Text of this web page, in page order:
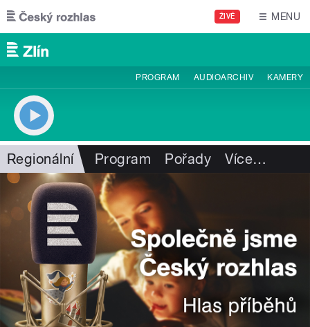
Přejít k hlavnímu obsahu
ŽIVĚ MENU
PROGRAM AUDIOARCHIV KAMERY
Regionální Program Pořady Více…